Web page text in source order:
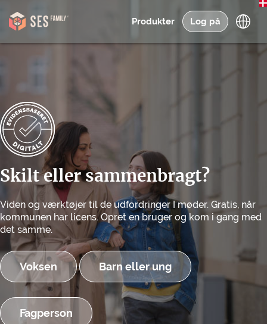
Produkter Log på
Skilt eller sammenbragt?
Viden og værktøjer til de udfordringer I møder. Gratis, når
kommunen har licens. Opret en bruger og kom i gang med
det samme.
Voksen Barn eller ung
Fagperson